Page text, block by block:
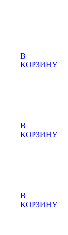
В
КОРЗИНУ
В
КОРЗИНУ
В
КОРЗИНУ